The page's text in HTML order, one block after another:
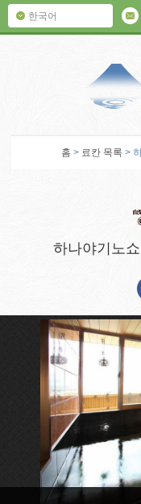
한국어
홈 > 료칸 목록 >
하나야기노